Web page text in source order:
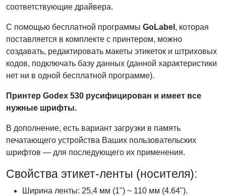
соответствующие драйвера.
С помощью бесплатной программы GoLabel , которая
поставляется в комплекте с принтером, можно
создавать, редактировать макеты этикеток и штриховых
кодов, подключать базу данных (данной характеристики
нет ни в одной бесплатной программе).
Принтер Godex 530 русифицирован и имеет все
нужные шрифты.
В дополнение, есть вариант загрузки в память
печатающего устройства Ваших пользовательских
шрифтов — для последующего их применения.
Свойства этикет-ленты (носителя):
Ширина ленты: 25,4 мм (1") ~ 110 мм (4.64").